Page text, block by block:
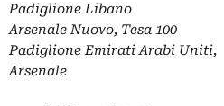
Padiglione Libano
Arsenale Nuovo, Tesa 100
Padiglione Emirati Arabi Uniti,
Arsenale